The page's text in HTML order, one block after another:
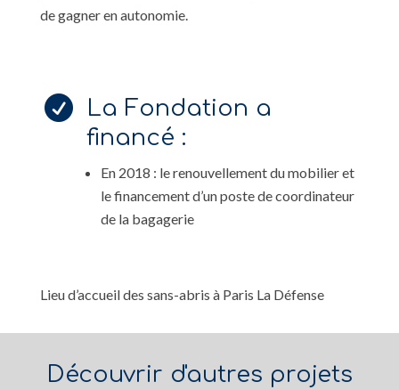
de gagner en autonomie.

La Fondation a
financé :
En 2018 : le renouvellement du mobilier et
le financement d’un poste de coordinateur
de la bagagerie
Lieu d’accueil des sans-abris à Paris La Défense
Découvrir d'autres projets